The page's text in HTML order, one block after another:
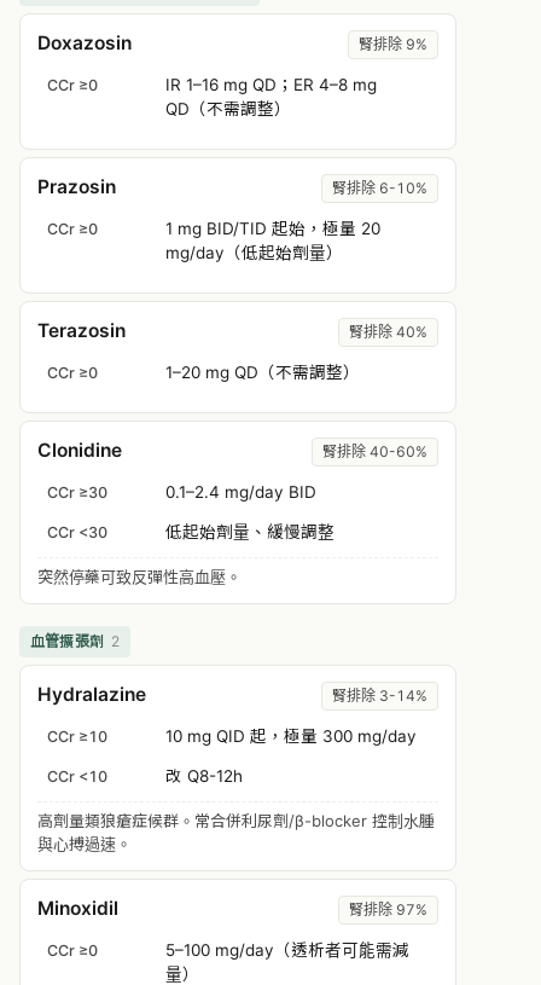
Doxazosin 腎排除 9%
CCr ≥0
IR 1–16 mg QD；ER 4–8 mg
QD（不需調整）
Prazosin 腎排除 6-10%
CCr ≥0
1 mg BID/TID 起始，極量 20
mg/day（低起始劑量）
Terazosin 腎排除 40%
CCr ≥0 1–20 mg QD（不需調整）
Clonidine 腎排除 40-60%
CCr ≥30 0.1–2.4 mg/day BID
CCr <30 低起始劑量、緩慢調整
突然停藥可致反彈性高血壓。
血管擴張劑 2
Hydralazine 腎排除 3-14%
CCr ≥10 10 mg QID 起，極量 300 mg/day
CCr <10 改 Q8-12h
高劑量類狼瘡症候群。常合併利尿劑/β-blocker 控制水腫
與心搏過速。
Minoxidil 腎排除 97%
CCr ≥0
5–100 mg/day（透析者可能需減
量）